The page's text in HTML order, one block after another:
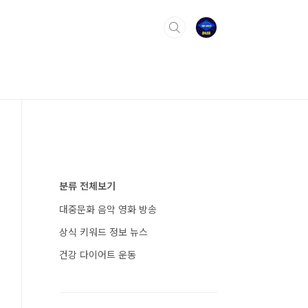
분류 전체보기
대중문화 음악 영화 방송
상식 키워드 정보 뉴스
건강 다이어트 운동